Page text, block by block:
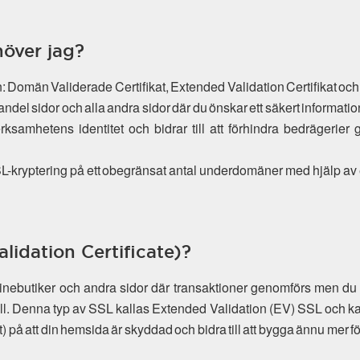
jag?
Domän Validerade Certifikat, Extended Validation Certifikat
sidor och alla andra sidor där du önskar ett säkert
identitet och bidrar till att förhindra
kryptering på ett obegränsat antal underdomäner med hjälp
Certificate)?
och andra sidor där transaktioner genomförs men
Denna typ av SSL kallas Extended Validation (EV) SSL och
att din hemsida är skyddad och bidra till att bygga ännu mer